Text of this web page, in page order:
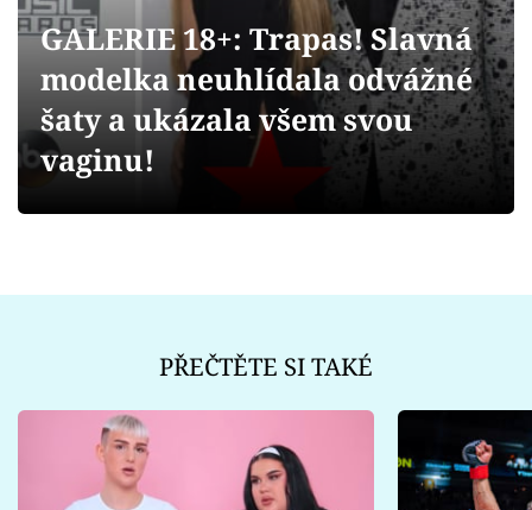
Videa
Sledujte prima+
GALERIE 18+: Trapas! Slavná
modelka neuhlídala odvážné
šaty a ukázala všem svou
vaginu!
PŘEČTĚTE SI TAKÉ